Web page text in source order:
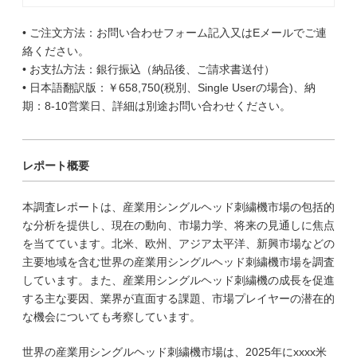
• ご注文方法：お問い合わせフォーム記入又はEメールでご連
絡ください。
• お支払方法：銀行振込（納品後、ご請求書送付）
• 日本語翻訳版：￥658,750(税別、Single Userの場合)、納
期：8-10営業日、詳細は別途お問い合わせください。
レポート概要
本調査レポートは、産業用シングルヘッド刺繍機市場の包括的
な分析を提供し、現在の動向、市場力学、将来の見通しに焦点
を当てています。北米、欧州、アジア太平洋、新興市場などの
主要地域を含む世界の産業用シングルヘッド刺繍機市場を調査
しています。また、産業用シングルヘッド刺繍機の成長を促進
する主な要因、業界が直面する課題、市場プレイヤーの潜在的
な機会についても考察しています。
世界の産業用シングルヘッド刺繍機市場は、2025年にxxxx米